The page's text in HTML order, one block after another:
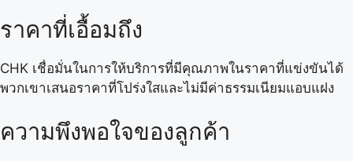
ราคาที่เอื้อมถึง
CHK เชื่อมั่นในการให้บริการที่มีคุณภาพในราคาที่แข่งขันได้
พวกเขาเสนอราคาที่โปร่งใสและไม่มีค่าธรรมเนียมแอบแฝง
ความพึงพอใจของลูกค้า